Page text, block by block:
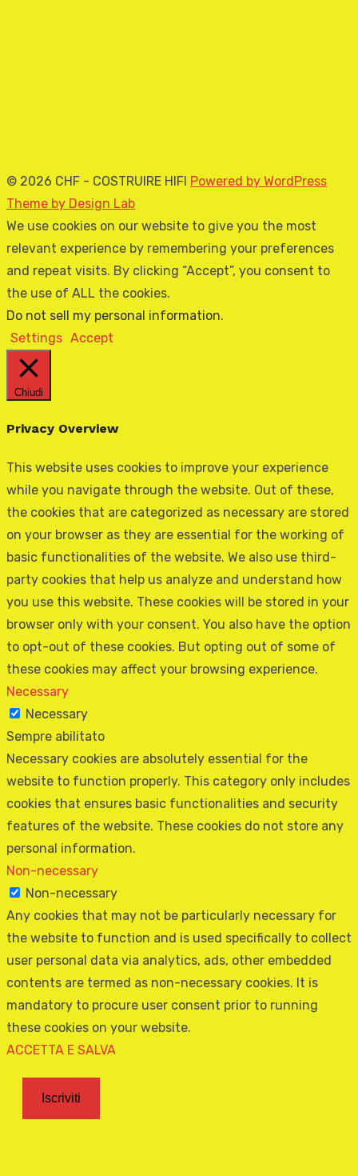
© 2026 CHF - COSTRUIRE HIFI Powered by WordPress
Theme by Design Lab
We use cookies on our website to give you the most
relevant experience by remembering your preferences
and repeat visits. By clicking “Accept”, you consent to
the use of ALL the cookies.
Do not sell my personal information.
Settings Accept
Chiudi
Privacy Overview
This website uses cookies to improve your experience
while you navigate through the website. Out of these,
the cookies that are categorized as necessary are stored
on your browser as they are essential for the working of
basic functionalities of the website. We also use third-
party cookies that help us analyze and understand how
you use this website. These cookies will be stored in your
browser only with your consent. You also have the option
to opt-out of these cookies. But opting out of some of
these cookies may affect your browsing experience.
Necessary
Necessary
Sempre abilitato
Necessary cookies are absolutely essential for the
website to function properly. This category only includes
cookies that ensures basic functionalities and security
features of the website. These cookies do not store any
personal information.
Non-necessary
Non-necessary
Any cookies that may not be particularly necessary for
the website to function and is used specifically to collect
user personal data via analytics, ads, other embedded
contents are termed as non-necessary cookies. It is
mandatory to procure user consent prior to running
these cookies on your website.
ACCETTA E SALVA
Iscriviti